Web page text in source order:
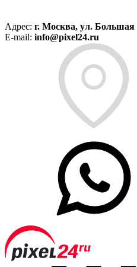
Адрес: г. Москва, ул. Большая
E-mail: info@pixel24.ru